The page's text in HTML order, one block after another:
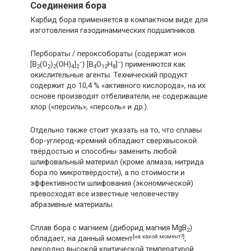
Соединения бора
Карбид бора применяется в компактном виде для
изготовления газодинамических подшипников.
Пербораты / пероксобораты (содержат ион
[B2(O2)2(OH)4 2
−) [B4O12H 8
−) применяются как
окислительные агенты. Технический продукт
содержит до 10,4 % «активного кислорода», на их
основе производят отбеливатели, не содержащие
хлор («персиль», «персоль» и др.).
Отдельно также стоит указать на то, что сплавы
бор-углерод-кремний обладают сверхвысокой
твёрдостью и способны заменить любой
шлифовальный материал (кроме алмаза, нитрида
бора по микротвёрдости), а по стоимости и
эффективности шлифования (экономической)
превосходят все известные человечеству
абразивные материалы.
Сплав бора с магнием (диборид магния MgB2)
обладает, на данный момент[на какой момент?],
рекордно высокой критической температурой